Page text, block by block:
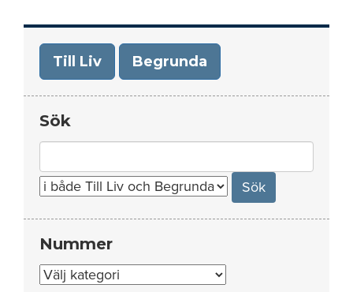
Till Liv Begrunda
Sök
for:
Nummer
Nummer